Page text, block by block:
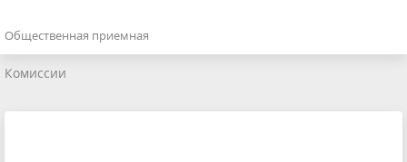
Общественная приемная
Комиссии